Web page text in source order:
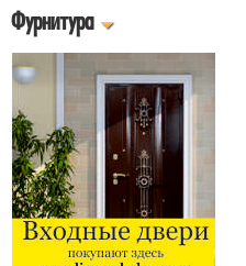
Фурнитура